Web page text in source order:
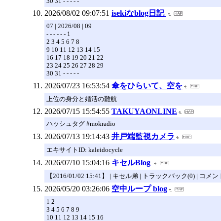
2026/08/02 09:07:51 isekiなblog日記
07 | 2026/08 | 09
- - - - - - 1
2 3 4 5 6 7 8
9 10 11 12 13 14 15
16 17 18 19 20 21 22
23 24 25 26 27 28 29
30 31 - - - - -
2026/07/23 16:53:54 傘をひらいて、空を
上位の身分と婚活の難航
2026/07/15 15:54:55 TAKUYAONLINE
ハッシュタグ #mokradio
2026/07/13 19:14:43 井戸端監視カメラ
エキサイトID: kaleidocycle
2026/07/10 15:04:16 キセルBlog
【2016/01/02 15:41】 | キセル弟 | トラックバック(0) | コメン
2026/05/20 03:26:06 空中ループ blog
1 2
3 4 5 6 7 8 9
10 11 12 13 14 15 16